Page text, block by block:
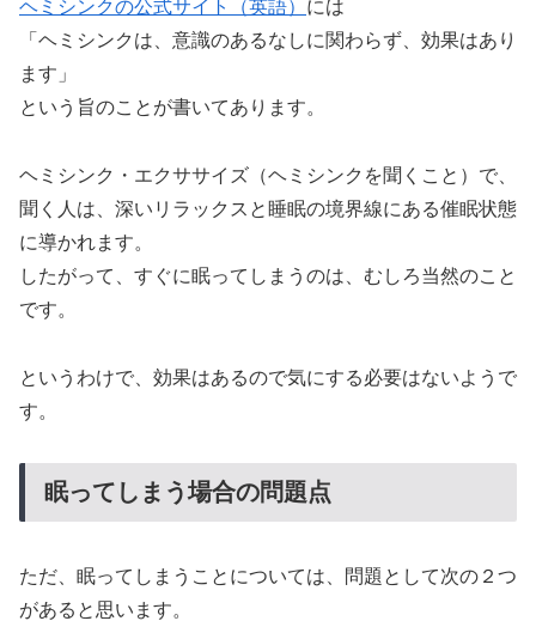
ヘミシンクの公式サイト（英語） には
「ヘミシンクは、意識のあるなしに関わらず、効果はあり
ます」
という旨のことが書いてあります。
ヘミシンク・エクササイズ（ヘミシンクを聞くこと）で、
聞く人は、深いリラックスと睡眠の境界線にある催眠状態
に導かれます。
したがって、すぐに眠ってしまうのは、むしろ当然のこと
です。
というわけで、効果はあるので気にする必要はないようで
す。
眠ってしまう場合の問題点
ただ、眠ってしまうことについては、問題として次の２つ
があると思います。